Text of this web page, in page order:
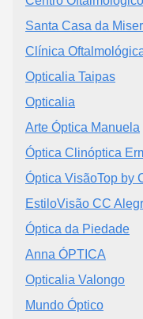
Santa Casa da
Clínica
Opticalia Taipas
Opticalia
Arte Óptica Manuela
Óptica Clinóptica
Óptica VisãoTop by
EstiloVisão CC
Óptica da Piedade
Anna ÓPTICA
Opticalia Valongo
Mundo Óptico